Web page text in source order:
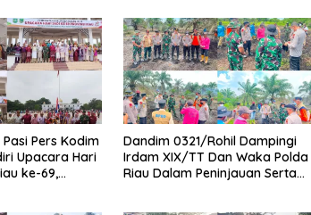
Pers Kodim
Upacara Hari
ke-69,
Dandim 0321/Rohil Dampingi
Irdam XIX/TT Dan Waka Polda
Riau Dalam Peninjauan Serta